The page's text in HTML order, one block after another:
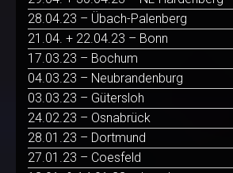
28.04.23 – Übach-Palenberg
21.04. + 22.04.23 – Bonn
17.03.23 – Bochum
04.03.23 – Neubrandenburg
03.03.23 – Gütersloh
24.02.23 – Osnabrück
28.01.23 – Dortmund
27.01.23 – Coesfeld